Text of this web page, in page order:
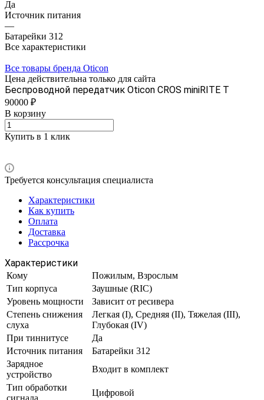
Да
Источник питания
—
Батарейки 312
Все характеристики
Все товары бренда Oticon
Цена действительна только для сайта
Беспроводной передатчик Oticon CROS miniRITE T
90000 ₽
В корзину
Купить в 1 клик
Требуется консультация специалиста
Характеристики
Как купить
Оплата
Доставка
Рассрочка
Характеристики
Кому
Пожилым, Взрослым
Тип корпуса
Заушные (RIC)
Уровень мощности
Зависит от ресивера
Степень снижения
слуха
Легкая (I), Средняя (II), Тяжелая (III),
Глубокая (IV)
При тиннитусе
Да
Источник питания
Батарейки 312
Зарядное
устройство
Входит в комплект
Тип обработки
сигнала
Цифровой